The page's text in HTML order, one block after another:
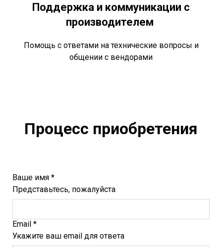
Поддержка и коммуникации с
производителем
Помощь с ответами на технические вопросы и
общении с вендорами
Процесс приобретения
Ваше имя *
Представьтесь, пожалуйста
Email *
Укажите ваш email для ответа